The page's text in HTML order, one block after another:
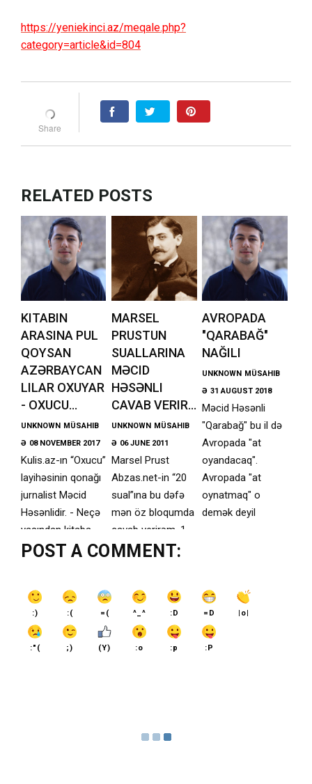
https://yeniekinci.az/meqale.php?
category=article&id=804
RELATED POSTS
KITABIN
ARASINA PUL
QOYSAN
AZƏRBAYCAN
LILAR OXUYAR
- OXUCU...
UNKNOWN
MÜSAHIB
Ə 08 NOVEMBER 2017
Kulis.az-ın “Oxucu”
layihəsinin qonağı
jurnalist Məcid
Həsənlidir. - Neçə
yaşından kitaba
MARSEL
PRUSTUN
SUALLARINA
MƏCID
HƏSƏNLI
CAVAB VERIR...
UNKNOWN
MÜSAHIB
Ə 06 JUNE 2011
Marsel Prust
Abzas.net-in “20
sual”ına bu dəfə
mən öz bloqumda
cavab verirəm. 1.
Ən sevdiyiniz
AVROPADA
"QARABAĞ"
NAĞILI
UNKNOWN
MÜSAHIB
Ə 31 AUGUST 2018
Məcid Həsənli
"Qarabağ" bu il də
Avropada "at
oyandacaq".
Avropada "at
oynatmaq" o
demək deyil
POST A COMMENT:
:) :( =( ^_^ :D =D |o|
:"( ;) (Y) :o :p :P